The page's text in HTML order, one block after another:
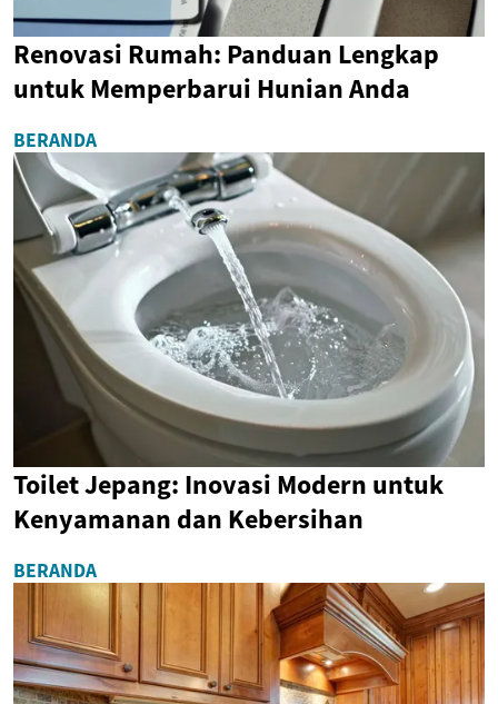
Renovasi Rumah: Panduan Lengkap
untuk Memperbarui Hunian Anda
BERANDA
Toilet Jepang: Inovasi Modern untuk
Kenyamanan dan Kebersihan
BERANDA